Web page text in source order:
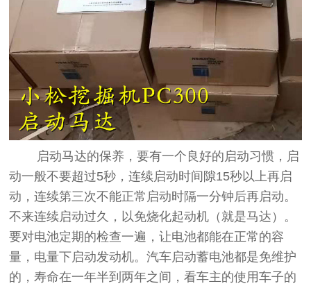
启动马达的保养，要有一个良好的启动习惯，启
动一般不要超过5秒，连续启动时间隙15秒以上再启
动，连续第三次不能正常启动时隔一分钟后再启动。
不来连续启动过久，以免烧化起动机（就是马达）。
要对电池定期的检查一遍，让电池都能在正常的容
量，电量下启动发动机。汽车启动蓄电池都是免维护
的，寿命在一年半到两年之间，看车主的使用车子的